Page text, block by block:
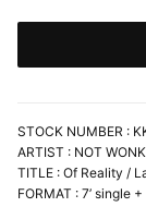
STOCK NUMBER :
ARTIST : NOT WONK
TITLE : Of Reality /
FORMAT : 7’ single